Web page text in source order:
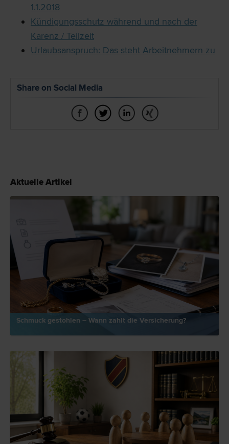
1.1.2018
Kündigungsschutz während und nach der
Karenz / Teilzeit
Urlaubsanspruch: Das steht Arbeitnehmern zu
Share on Social Media
Aktuelle Artikel
Schmuck gestohlen – Wann zahlt die Versicherung?